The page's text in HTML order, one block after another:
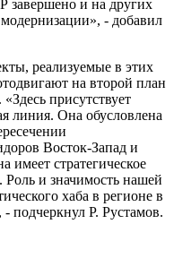
завершено и на других
- добавил
реализуемые в этих
на второй план
присутствует
линия. Она обусловлена
Восток-Запад и
имеет стратегическое
Роль и значимость нашей
хаба в регионе в
подчеркнул Р. Рустамов.